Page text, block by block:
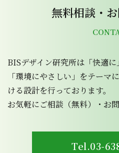
無料相談・
BISデザイン研究所は「快適に
「環境にやさしい」をテーマ
ける設計を行っております。
お気軽にご相談（無料）・お
Tel.03-